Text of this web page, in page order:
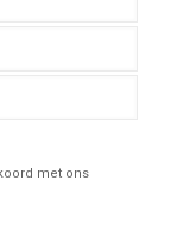
met ons